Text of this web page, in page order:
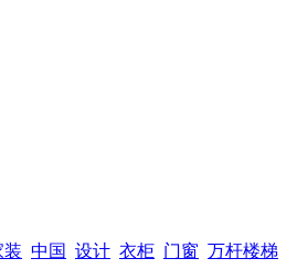
装 中国 设计 衣柜 门窗 万杆楼梯